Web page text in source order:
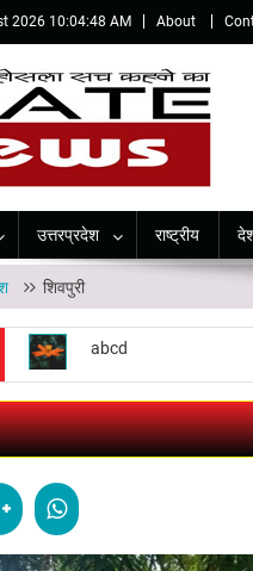
2026 10:04:48 AM About
News
उत्तरप्रदेश राष्ट्रीय
शिवपुरी
abcd
abcd